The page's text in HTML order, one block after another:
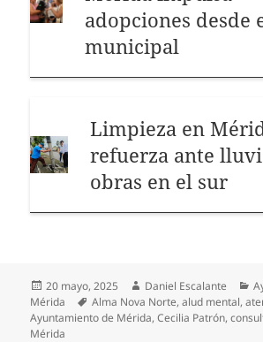
adopciones desde
municipal
Limpieza en
refuerza ante
obras en el sur
Publicado
el
20 mayo, 2025 Autor
Daniel Escalante
Mérida
Etiquetas
Alma Nova Norte,alud mental,
Ayuntamiento de Mérida,Cecilia Patrón,
Mérida